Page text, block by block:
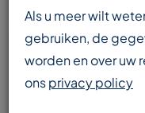
Als u meer wilt
gebruiken, de
worden en over uw
onsprivacy policy